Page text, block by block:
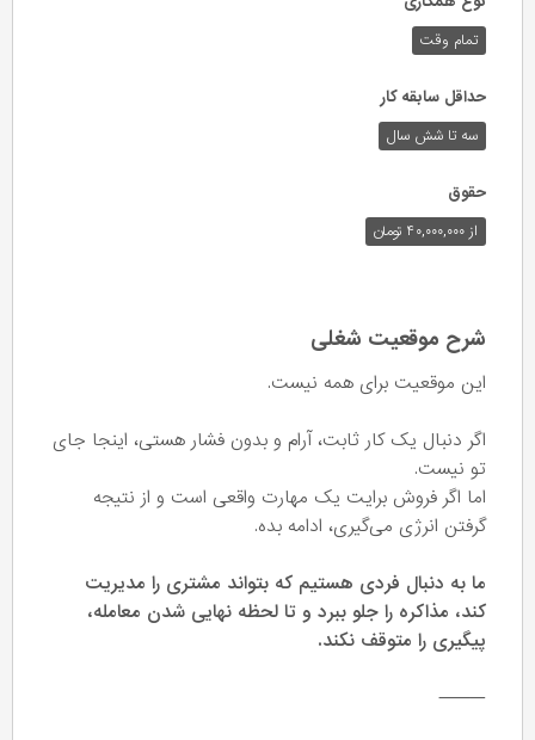
تمام وقت
حداقل سابقه کار
سه تا شش سال
حقوق
از ۴۰,۰۰۰,۰۰۰ تومان
شرح موقعیت شغلی
این موقعیت برای همه نیست.
اگر دنبال یک کار ثابت، آرام و بدون فشار هستی، اینجا جای
تو نیست.
اما اگر فروش برایت یک مهارت واقعی است و از نتیجه
گرفتن انرژی می‌گیری، ادامه بده.
ما به دنبال فردی هستیم که بتواند مشتری را مدیریت
کند، مذاکره را جلو ببرد و تا لحظه نهایی شدن معامله،
پیگیری را متوقف نکند.
⸻